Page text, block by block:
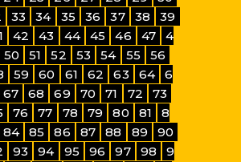
33 34 35 36 37 38
39
42 43 44 45 46 47
4
50 51 52 53 54 55
56
59 60 61 62 63 64
6
67 68 69 70 71 72
73
76 77 78 79 80 81
8
84 85 86 87 88 89
90
93 94 95 96 97 98
9